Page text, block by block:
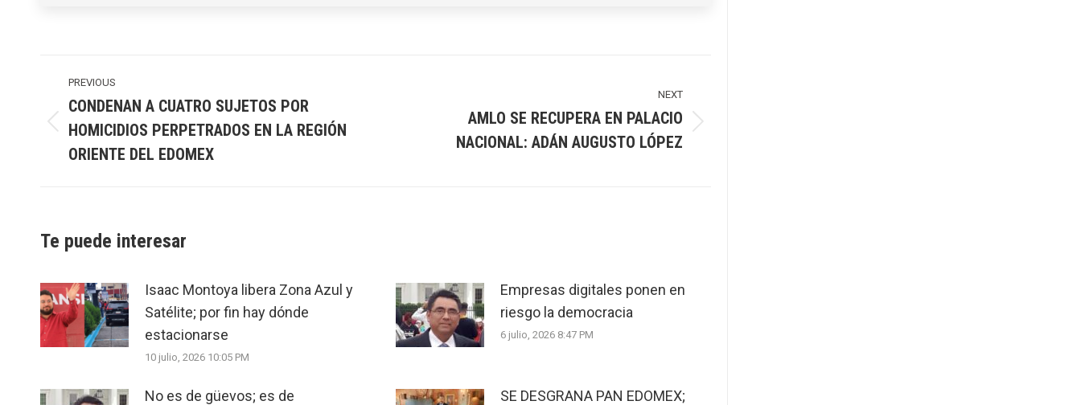
navigation
PREVIOUS
Previous
post:
CONDENAN A CUATRO SUJETOS POR
HOMICIDIOS PERPETRADOS EN LA REGIÓN
ORIENTE DEL EDOMEX
NEXT
AMLO SE RECUPERA EN PALACIO
NACIONAL: ADÁN AUGUSTO LÓPEZ
Te puede interesar
Isaac Montoya libera Zona Azul y
Satélite; por fin hay dónde
estacionarse
10 julio, 2026 10:05 PM
Empresas digitales ponen en
riesgo la democracia
6 julio, 2026 8:47 PM
No es de güevos; es de
SE DESGRANA PAN EDOMEX;